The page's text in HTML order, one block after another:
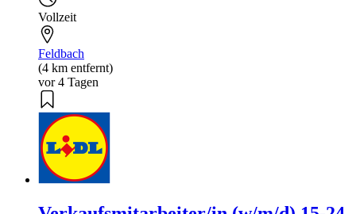
Vollzeit
Feldbach
(4 km entfernt)
vor 4 Tagen